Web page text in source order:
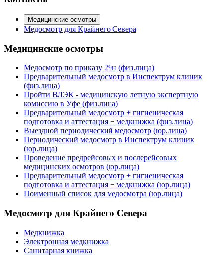
Медицинские осмотры
Медосмотр для Крайнего Севера
Медицинские осмотры
Медосмотр по приказу 29н (физ.лица)
Предварительный медосмотр в Инспектрум клиник
(физ.лица)
Пройти ВЛЭК - медицинскую летную экспертную
комиссию в Уфе (физ.лица)
Предварительный медосмотр + гигиеническая
подготовка и аттестация + медкнижка (физ.лица)
Выездной периодический медосмотр (юр.лица)
Периодический медосмотр в Инспектрум клиник
(юр.лица)
Проведение предрейсовых и послерейсовых
медицинских осмотров (юр.лица)
Предварительный медосмотр + гигиеническая
подготовка и аттестация + медкнижка (юр.лица)
Поименный список для медосмотра (юр.лица)
Медосмотр для Крайнего Севера
Медкнижка
Электронная медкнижка
Санитарная книжка